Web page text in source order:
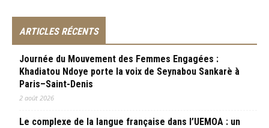
ARTICLES RÉCENTS
Journée du Mouvement des Femmes Engagées :
Khadiatou Ndoye porte la voix de Seynabou Sankarè à
Paris–Saint-Denis
2 août 2026
Le complexe de la langue française dans l’UEMOA : un